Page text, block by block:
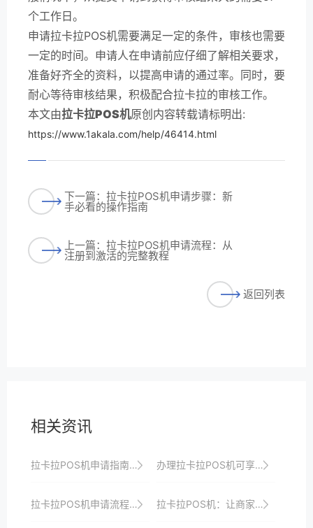
个工作日。
申请拉卡拉POS机需要满足一定的条件，审核也需要
一定的时间。申请人在申请前应仔细了解相关要求，
准备好齐全的资料，以提高申请的通过率。同时，要
耐心等待审核结果，积极配合拉卡拉的审核工作。
本文由拉卡拉POS机原创内容转载请标明出:
https://www.1akala.com/help/46414.html
下一篇：拉卡拉POS机申请步骤：新
手必看的操作指南
上一篇：拉卡拉POS机申请流程：从
注册到激活的完整教程
返回列表
相关资讯
拉卡拉POS机申请指南：一站式服务详解 办理拉卡拉POS机可享受专业高效的收银服务、优惠政策以及全方位安全保障和服务支持以助力商家快速发展与成长壮大
拉卡拉POS机申请流程图解，一看就懂 拉卡拉POS机：让商家收银更智能、更安全、更便捷